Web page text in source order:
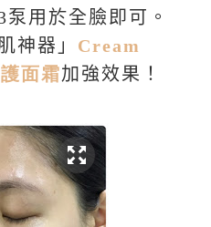
泵用於全臉即可。
神器」 Cream
面霜加強效果！